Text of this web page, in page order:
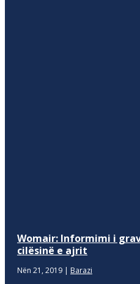
Womair: Informimi i
cilësinë e ajrit
Nën 21, 2019 | Barazi